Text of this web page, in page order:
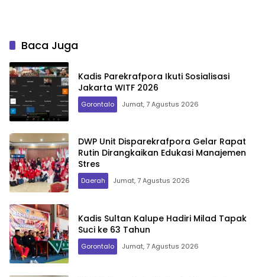
Baca Juga
Kadis Parekrafpora Ikuti Sosialisasi
Jakarta WITF 2026
Gorontalo Jumat, 7 Agustus 2026
DWP Unit Disparekrafpora Gelar Rapat
Rutin Dirangkaikan Edukasi Manajemen
Stres
Daerah Jumat, 7 Agustus 2026
Kadis Sultan Kalupe Hadiri Milad Tapak
Suci ke 63 Tahun
Gorontalo Jumat, 7 Agustus 2026